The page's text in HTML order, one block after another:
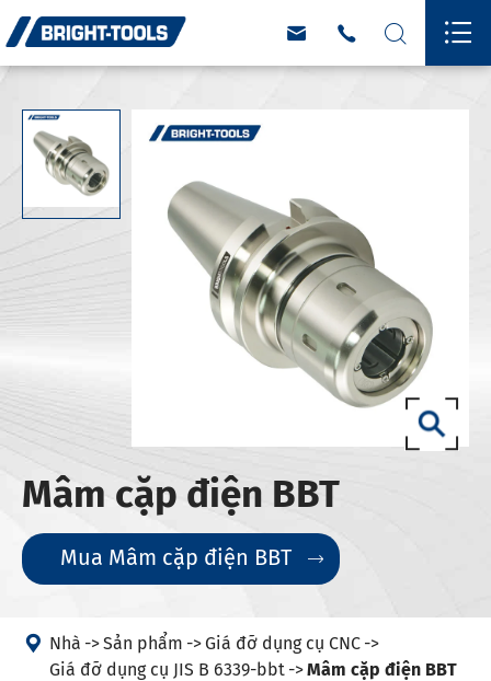
   
Mâm cặp điện BBT
Mua Mâm cặp điện BBT 
 Nhà Sản phẩm
Giá đỡ dụng cụ CNC
Giá đỡ dụng cụ JIS B 6339-bbt
Mâm cặp điện BBT